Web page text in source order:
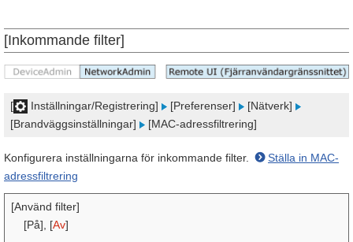
[Inkommande filter]
[ Inställningar/Registrering] [Preferenser]
[Nätverk]
[Brandväggsinställningar]
[MAC-adressfiltrering]
Konfigurera inställningarna för inkommande filter.
Ställa in MAC-
adressfiltrering
[Använd filter]
[På], [Av]